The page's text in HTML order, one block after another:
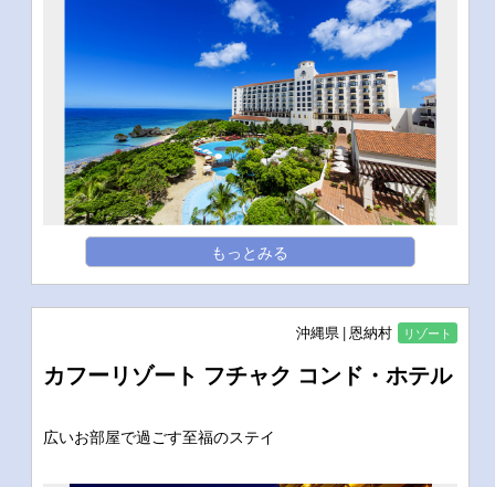
もっとみる
沖縄県 恩納村 リゾート
カフーリゾート フチャク コンド・ホテル
広いお部屋で過ごす至福のステイ